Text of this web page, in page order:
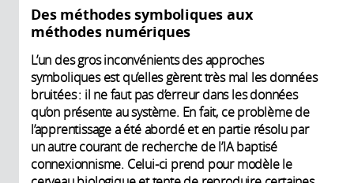
Des méthodes symboliques aux
méthodes numériques
L’un des gros inconvénients des approches
symboliques est qu’elles gèrent très mal les données
bruitées : il ne faut pas d’erreur dans les données
qu’on présente au système. En fait, ce problème de
l’apprentissage a été abordé et en partie résolu par
un autre courant de recherche de l’IA baptisé
connexionnisme. Celui-ci prend pour modèle le